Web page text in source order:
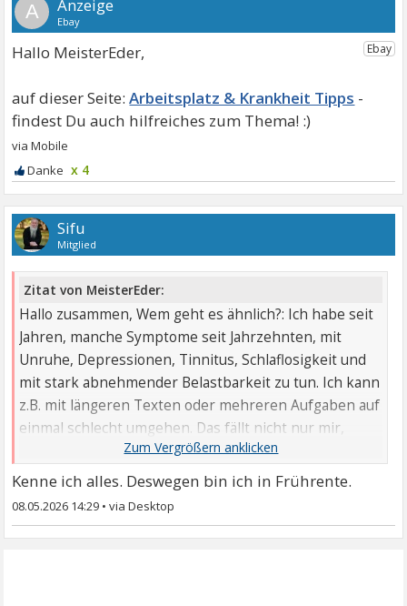
A
Hallo MeisterEder,
Arbeitsplatz & Krankheit Tipps
x 4
Sifu
Mitglied
Zitat von MeisterEder:
Hallo zusammen, Wem geht es ähnlich?: Ich habe seit
Jahren, manche Symptome seit Jahrzehnten, mit
Unruhe, Depressionen, Tinnitus, Schlaflosigkeit und
mit stark abnehmender Belastbarkeit zu tun. Ich kann
z.B. mit längeren Texten oder mehreren Aufgaben auf
einmal schlecht umgehen. Das fällt nicht nur mir,
Kenne ich alles. Deswegen bin ich in Frührente.
08.05.2026 14:29 •